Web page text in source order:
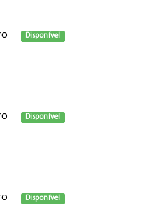
Disponível
Disponível
Disponível